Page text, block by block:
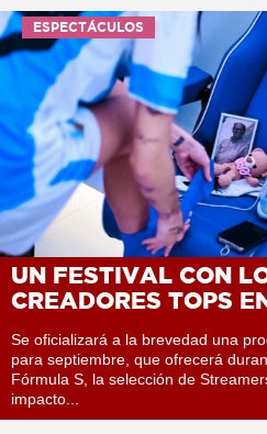
ESPECTÁCULOS
UN FESTIVAL CON
CREADORES TOPS
Se oficializará a la brevedad una
para septiembre, que ofrecerá
Fórmula S, la selección de
impacto...